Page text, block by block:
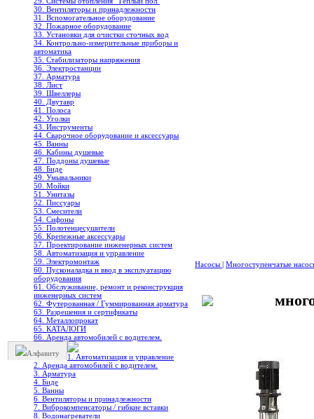
30. Вентиляторы и принадлежности
31. Вспомогательное оборудование
32. Пожарное оборудование
33. Установки для очистки сточных вод
34. Контрольно-измерительные приборы и
автоматика
35. Стабилизаторы напряжения
36. Электростанции
37. Арматура
38. Лист
39. Швеллеры
40. Двутавр
41. Полоса
42. Уголки
43. Инструменты
44. Сварочное оборудование и аксессуары
45. Ванны
46. Кабины душевые
47. Поддоны душевые
48. Биде
49. Умывальники
50. Мойки
51. Унитазы
52. Писсуары
53. Смесители
54. Сифоны
55. Полотенцесушители
56. Крепежные аксессуары
57. Проектирование инженерных систем
58. Автоматизация и управление
59. Электромонтаж
60. Пусконаладка и ввод в эксплуатацию
оборудования
61. Обслуживание, ремонт и реконструкция
инженерных систем
62. Футерованная / Гуммированная арматура
63. Разрешения и сертификаты
64. Металлопрокат
65. КАТАЛОГИ
66. Аренда автомобилей с водителем.
Алфавиту
1. Автоматизация и управление
2. Аренда автомобилей с водителем.
3. Арматура
4. Биде
5. Ванны
6. Вентиляторы и принадлежности
7. Виброкомпенсаторы / гибкие вставки
8. Водонагреватели
Насосы | Многоступенчатые